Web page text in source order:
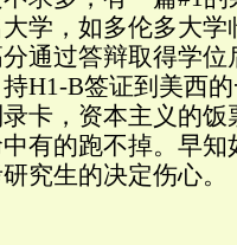
学，如多伦多大
通过答辩取得学
H1-B签证到美西
卡，资本主义的
有的跑不掉。早
究生的决定伤心。